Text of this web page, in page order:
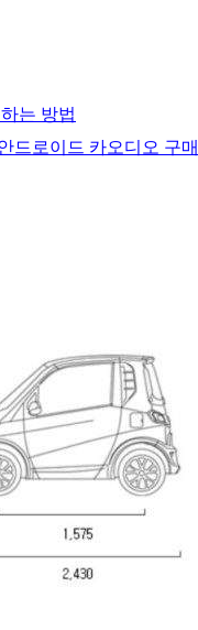
는 방법
드로이드 카오디오 구매